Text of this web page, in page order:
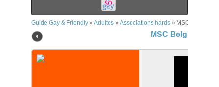
Guide Gay & Friendly » Adultes » Associations hards » MSC Belgium
MSC Belgium